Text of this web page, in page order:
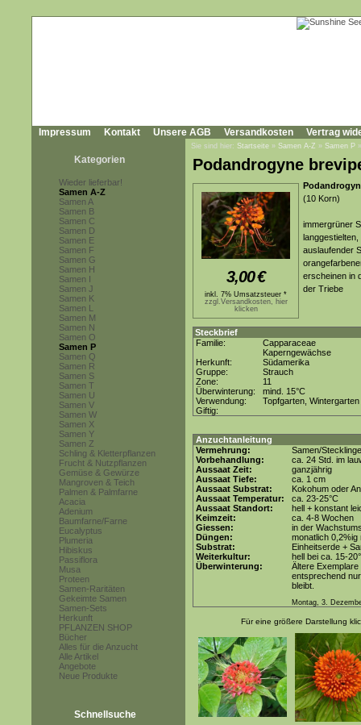
Impressum Kontakt Unsere AGB Versandkosten Vertrag
Kategorien
Wieder lieferbar!
Samen A-Z
Samen A
Samen B
Samen C
Samen D
Samen E
Samen F
Samen G
Samen H
Samen I
Samen J
Samen K
Samen L
Samen M
Samen N
Samen O
Samen P
Samen Q
Samen R
Samen S
Samen T
Samen U
Samen V
Samen W
Samen X
Samen Y
Samen Z
Schling & Kletterpflanzen
Frucht & Nutzpflanzen
Gemüse & Gewürze
Mangroven & Teich
Palmen & Palmfarne
Acacia
Adenium
Baumfarne/Farne
Eucalyptus
Plumeria
Hibiskus
Passiflora
Musa
Proteen
Samen-Raritäten
Gekeimte Samen
Samen-Sets
Herkunft
PFLANZEN SHOP
Bücher
Alles für die Anzucht
Alle Artikel
Angebote
Neue Produkte
Schnellsuche
Sie sind hier: Startseite » Samen A-Z » Samen P
Podandrogyne
3,00€
inkl. 7% Umsatzsteuer *
zzgl.Versandkosten, hier
klicken
(10 Korn)
immergrüner
auslaufender
erscheinen in
der Triebe
Steckbrief
Familie:
Capparaceae
Kaperngewächse
Herkunft:
Südamerika
Gruppe:
Strauch
Zone:
11
Überwinterung:
mind. 15°C
Verwendung:
Topfgarten, Wintergarten
Giftig:
Anzuchtanleitung
Vermehrung:
Samen/Stecklinge
Vorbehandlung:
ca. 24 Std. im
Aussaat Zeit:
ganzjährig
Aussaat Tiefe:
ca. 1 cm
Aussaat Substrat:
Kokohum oder
Aussaat Temperatur:
ca. 23-25°C
Aussaat Standort:
hell + konstant
Keimzeit:
ca. 4-8 Wochen
Giessen:
in der
Düngen:
monatlich 0,2%ig
Substrat:
Einheitserde +
Weiterkultur:
hell bei ca. 15-
Überwinterung:
Ältere
entsprechend
bleibt.
Montag, 3.
Für eine größere Darstellung